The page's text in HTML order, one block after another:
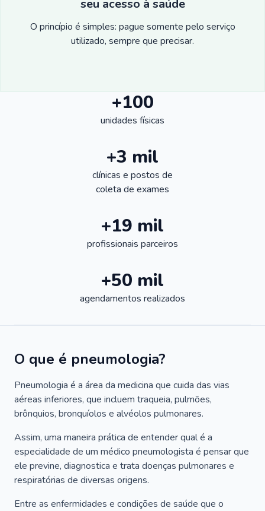
seu acesso à saúde
O princípio é simples: pague somente pelo serviço
utilizado, sempre que precisar.
+100
unidades físicas
+3 mil
clínicas e postos de
coleta de exames
+19 mil
profissionais parceiros
+50 mil
agendamentos realizados
O que é pneumologia?
Pneumologia é a área da medicina que cuida das vias
aéreas inferiores, que incluem traqueia, pulmões,
brônquios, bronquíolos e alvéolos pulmonares.
Assim, uma maneira prática de entender qual é a
especialidade de um médico pneumologista é pensar que
ele previne, diagnostica e trata doenças pulmonares e
respiratórias de diversas origens.
Entre as enfermidades e condições de saúde que o